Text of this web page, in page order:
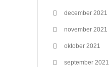
december 2021
november 2021
oktober 2021
september 2021